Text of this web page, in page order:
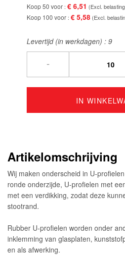
Koop 50 voor € 6,51
Koop 100 voor € 5,58
Levertijd (in werkdagen) : 9
-
IN
Artikelomschrijving
Wij maken onderscheid in U-
ronde onderzijde, U-profielen met
met een verdikking, zodat deze
stootrand.
Rubber U-profielen worden onder
inklemming van glasplaten,
en als afwerking.